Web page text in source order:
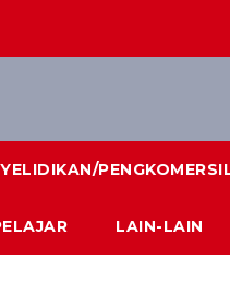
LAIN-LAIN